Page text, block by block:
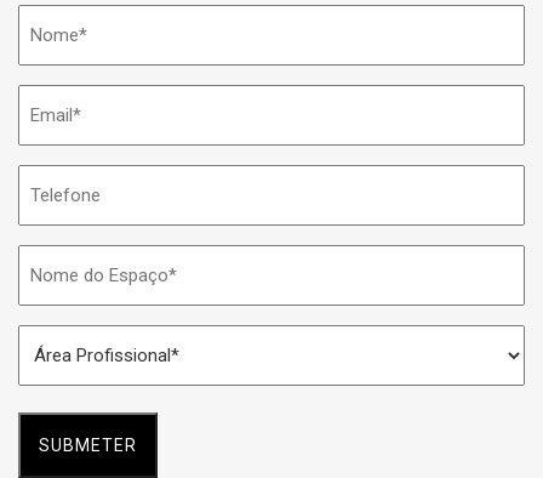
do
Espaço
Profissional
*